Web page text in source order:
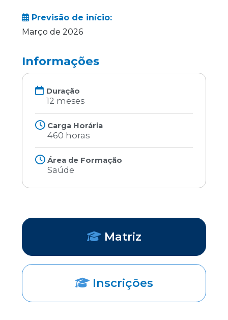
Previsão de início:
Março de 2026
Informações
Duração
12 meses
Carga Horária
460 horas
Área de Formação
Saúde
Matriz
Inscrições